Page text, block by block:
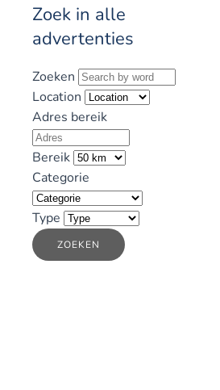
Zoek in alle
advertenties
Zoeken
Location
Adres bereik
Bereik
Categorie
Type
ZOEKEN